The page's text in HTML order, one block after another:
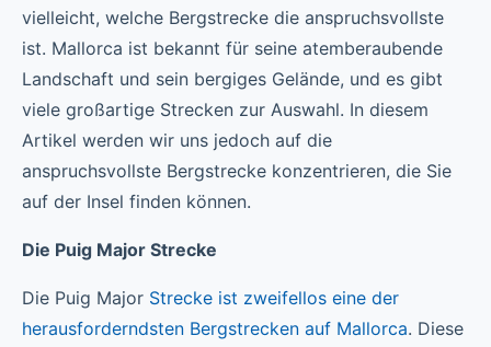
vielleicht, welche Bergstrecke die anspruchsvollste
ist. Mallorca ist bekannt für seine atemberaubende
Landschaft und sein bergiges Gelände, und es gibt
viele großartige Strecken zur Auswahl. In diesem
Artikel werden wir uns jedoch auf die
anspruchsvollste Bergstrecke konzentrieren, die Sie
auf der Insel finden können.
Die Puig Major Strecke
Die Puig Major Strecke ist zweifellos eine der
herausforderndsten Bergstrecken auf Mallorca. Diese